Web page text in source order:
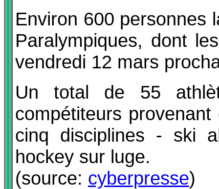
Environ 600 personnes
Paralympiques, dont
vendredi 12 mars
Un total de 55
compétiteurs
cinq disciplines - ski
hockey sur luge.
(source: cyberpresse)